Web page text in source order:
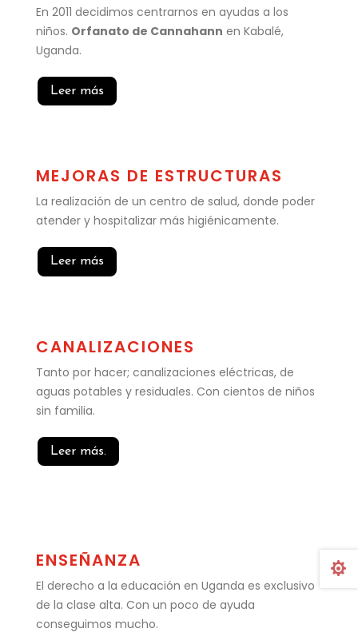
En 2011 decidimos centrarnos en ayudas a los
niños. Orfanato de Cannahann en Kabalé,
Uganda.
Leer más
MEJORAS DE ESTRUCTURAS
La realización de un centro de salud, donde poder
atender y hospitalizar más higiénicamente.
Leer más
CANALIZACIONES
Tanto por hacer; canalizaciones eléctricas, de
aguas potables y residuales. Con cientos de niños
sin familia.
Leer más.
ENSEÑANZA
El derecho a la educación en Uganda es exclusivo
de la clase alta. Con un poco de ayuda
conseguimos mucho.
